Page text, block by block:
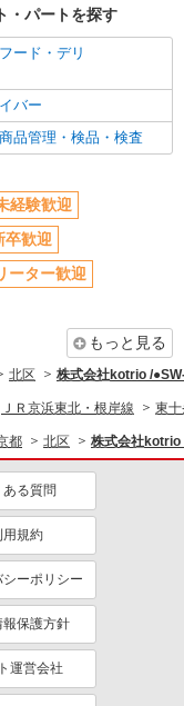
賞与あり
日制
OK
取得実績あり
家族・役職・インセン
）あり
代～）活躍中
り
・パートを探す
ード・デリ
バー
品管理・検品・検査
経験歓迎
卒歓迎
ーター歓迎
もっと見る
北区 株式会社kotrio /
ＪＲ京浜東北・根岸線 東
都 北区 株式会社kotrio
ある質問
用規約
シーポリシー
報保護方針
運営会社